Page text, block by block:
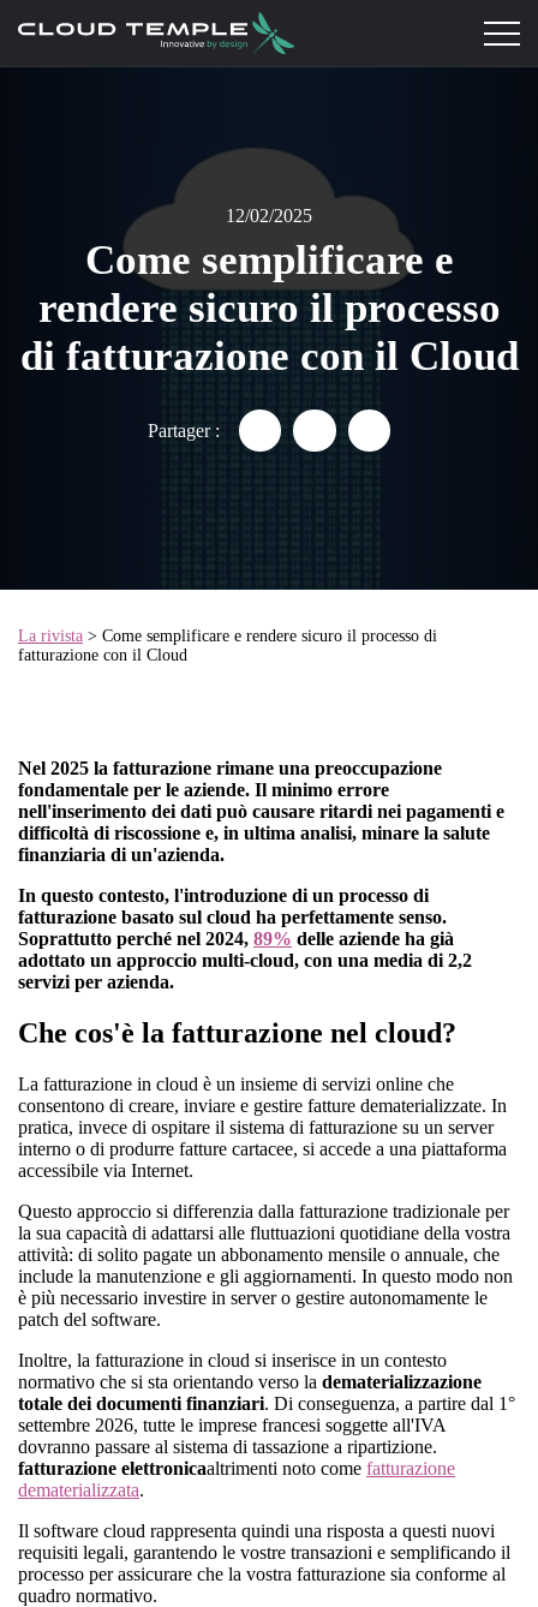
12/02/2025
Come semplificare e
rendere sicuro il processo
di fatturazione con il Cloud
Partager : Partager "Processo di
Partager "Processo di
Partager
La rivista > Come semplificare e rendere sicuro il processo di
fatturazione con il Cloud
Nel 2025 la fatturazione rimane una preoccupazione
fondamentale per le aziende. Il minimo errore
nell'inserimento dei dati può causare ritardi nei pagamenti e
difficoltà di riscossione e, in ultima analisi, minare la salute
finanziaria di un'azienda.
In questo contesto, l'introduzione di un processo di
fatturazione basato sul cloud ha perfettamente senso.
Soprattutto perché nel 2024, 89% delle aziende ha già
adottato un approccio multi-cloud, con una media di 2,2
servizi per azienda.
Che cos'è la fatturazione nel cloud?
La fatturazione in cloud è un insieme di servizi online che
consentono di creare, inviare e gestire fatture dematerializzate. In
pratica, invece di ospitare il sistema di fatturazione su un server
interno o di produrre fatture cartacee, si accede a una piattaforma
accessibile via Internet.
Questo approccio si differenzia dalla fatturazione tradizionale per
la sua capacità di adattarsi alle fluttuazioni quotidiane della vostra
attività: di solito pagate un abbonamento mensile o annuale, che
include la manutenzione e gli aggiornamenti. In questo modo non
è più necessario investire in server o gestire autonomamente le
patch del software.
Inoltre, la fatturazione in cloud si inserisce in un contesto
normativo che si sta orientando verso la dematerializzazione
totale dei documenti finanziari. Di conseguenza, a partire dal 1°
settembre 2026, tutte le imprese francesi soggette all'IVA
dovranno passare al sistema di tassazione a ripartizione.
fatturazione elettronicaaltrimenti noto come fatturazione
dematerializzata.
Il software cloud rappresenta quindi una risposta a questi nuovi
requisiti legali, garantendo le vostre transazioni e semplificando il
processo per assicurare che la vostra fatturazione sia conforme al
quadro normativo.